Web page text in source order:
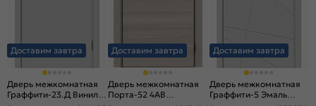
Доставим завтра
Дверь межкомнатная
Граффити-23.Д Винил
Доставим завтра
Дверь межкомнатная
Порта-52 4AB
Доставим завтра
Дверь межкомнатная
Граффити-5 Эмаль